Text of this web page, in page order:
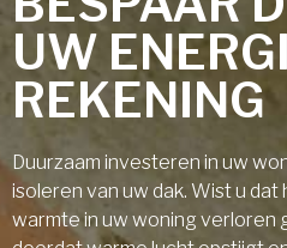
UW
REKENING
Duurzaam investeren in uw
isoleren van uw dak. Wist u
warmte in uw woning verloren